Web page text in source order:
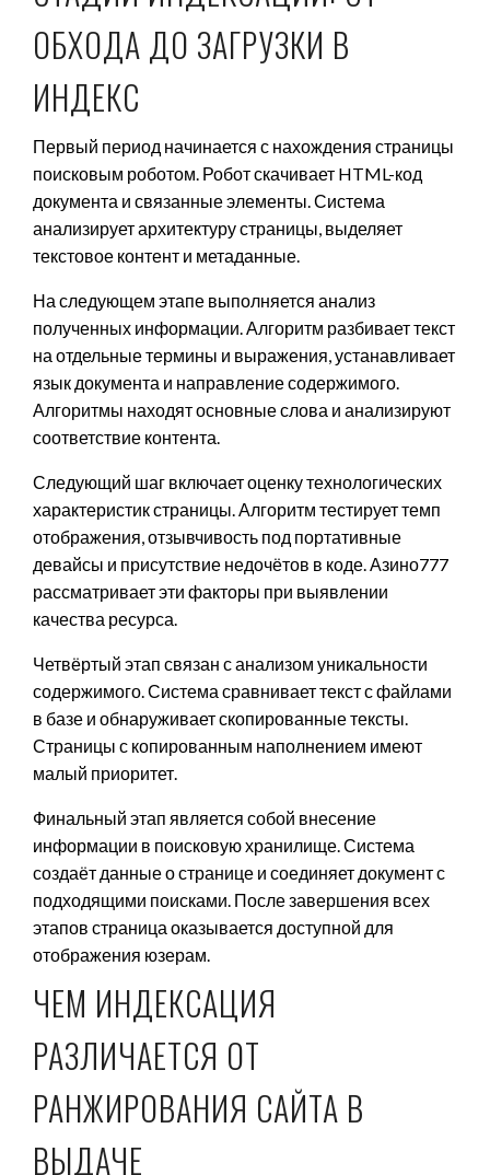
ОБХОДА ДО ЗАГРУЗКИ В
ИНДЕКС
Первый период начинается с нахождения страницы
поисковым роботом. Робот скачивает HTML-код
документа и связанные элементы. Система
анализирует архитектуру страницы, выделяет
текстовое контент и метаданные.
На следующем этапе выполняется анализ
полученных информации. Алгоритм разбивает текст
на отдельные термины и выражения, устанавливает
язык документа и направление содержимого.
Алгоритмы находят основные слова и анализируют
соответствие контента.
Следующий шаг включает оценку технологических
характеристик страницы. Алгоритм тестирует темп
отображения, отзывчивость под портативные
девайсы и присутствие недочётов в коде. Азино777
рассматривает эти факторы при выявлении
качества ресурса.
Четвёртый этап связан с анализом уникальности
содержимого. Система сравнивает текст с файлами
в базе и обнаруживает скопированные тексты.
Страницы с копированным наполнением имеют
малый приоритет.
Финальный этап является собой внесение
информации в поисковую хранилище. Система
создаёт данные о странице и соединяет документ с
подходящими поисками. После завершения всех
этапов страница оказывается доступной для
отображения юзерам.
ЧЕМ ИНДЕКСАЦИЯ
РАЗЛИЧАЕТСЯ ОТ
РАНЖИРОВАНИЯ САЙТА В
ВЫДАЧЕ